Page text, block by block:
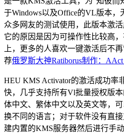
于Windows以及Office的VL版本
众多网友的测试使用，此版本激
它的原因是因为可操作性比较高
上，更多的人喜欢一键激活后不
荐俄罗斯大神Ratiborus制作：AAct
HEU KMS Activator的激活成功率
快，几乎支持所有Vl批量授权版
体中文、繁体中文以及英文等，
换不同的语言；对于软件没有直
建内置的KMS服务器然后进行手